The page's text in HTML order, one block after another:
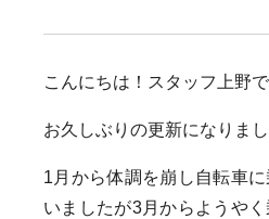
こんにちは！スタッフ上野で
お久しぶりの更新になりまし
1月から体調を崩し自転車
いましたが3月からようや